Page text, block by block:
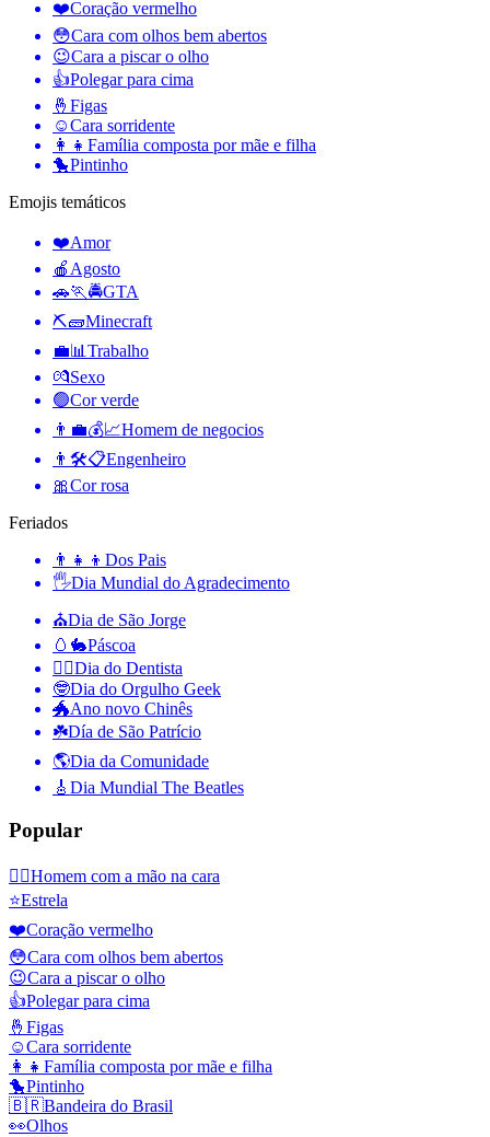
❤️Coração vermelho
😳Cara com olhos bem abertos
😉Cara a piscar o olho
👍Polegar para cima
🤞 Figas
☺️Cara sorridente
👩‍👧 Família composta por mãe e filha
🐤Pintinho
Emojis temáticos
❤️Amor
🍎 Agosto
🚗🏃🚔GTA
⛏🧱Minecraft
💼📊 Trabalho
💏Sexo
🟢Cor verde
👨‍💼💰📈Homem de negocios
👨🛠📋Engenheiro
🎀Cor rosa
Feriados
👨‍👧‍👦 Dos Pais
🖐Dia Mundial do Agradecimento
⛪️Dia de São Jorge
🥚🐇Páscoa
👨‍⚕️Dia do Dentista
🤓Dia do Orgulho Geek
🐲Ano novo Chinês
☘️Día de São Patrício
🌎Dia da Comunidade
🎸 Dia Mundial The Beatles
Popular
🤦‍♂️Homem com a mão na cara
⭐Estrela
❤️Coração vermelho
😳Cara com olhos bem abertos
😉Cara a piscar o olho
👍Polegar para cima
🤞 Figas
☺️Cara sorridente
👩‍👧 Família composta por mãe e filha
🐤Pintinho
🇧🇷Bandeira do Brasil
👀Olhos